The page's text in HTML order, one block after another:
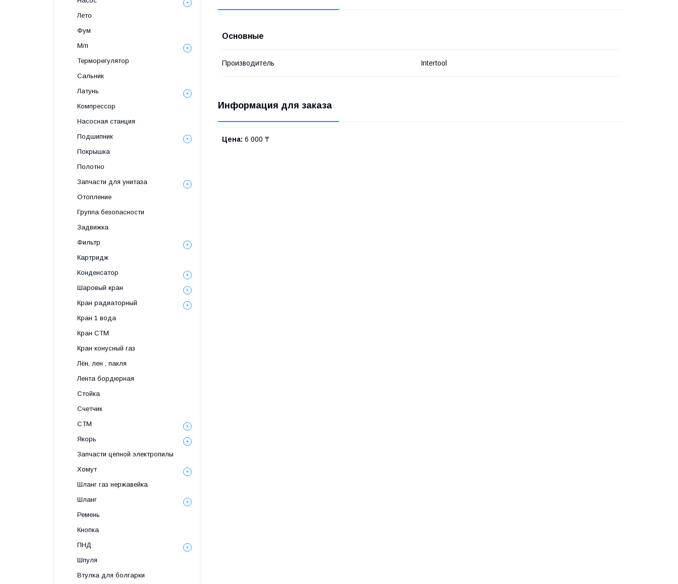
Основные
Производитель Intertool
Информация для заказа
Цена: 6 000 ₸
Лето
Фум
М/п
Терморегулятор
Сальник
Латунь
Компрессор
Насосная станция
Подшипник
Покрышка
Полотно
Запчасти для унитаза
Отопление
Группа безопасности
Задвижка
Фильтр
Картридж
Конденсатор
Шаровый кран
Кран радиаторный
Кран 1 вода
Кран СТМ
Кран конусный газ
Лён, лен , пакля
Лента бордюрная
Стойка
Счетчик
СТМ
Якорь
Запчасти цепной электропилы
Хомут
Шланг газ нержавейка
Шланг
Ремень
Кнопка
ПНД
Шпуля
Втулка для болгарки